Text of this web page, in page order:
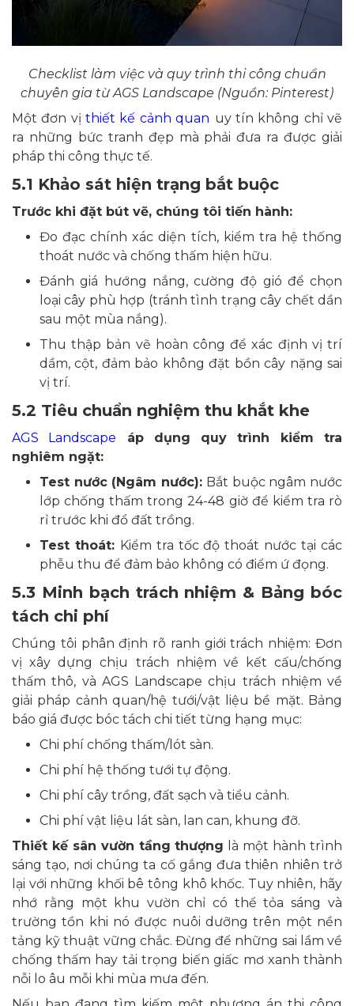
Checklist làm việc và quy trình thi công chuẩn
chuyên gia từ AGS Landscape (Nguồn: Pinterest)
Một đơn vịthiết kế cảnh quan uy tín không chỉ vẽ
ra những bức tranh đẹp mà phải đưa ra được giải
pháp thi công thực tế.
5.1 Khảo sát hiện trạng bắt buộc
Trước khi đặt bút vẽ, chúng tôi tiến hành:
Đo đạc chính xác diện tích, kiểm tra hệ thống
thoát nước và chống thấm hiện hữu.
Đánh giá hướng nắng, cường độ gió để chọn
loại cây phù hợp (tránh tình trạng cây chết dần
sau một mùa nắng).
Thu thập bản vẽ hoàn công để xác định vị trí
dầm, cột, đảm bảo không đặt bồn cây nặng sai
vị trí.
5.2 Tiêu chuẩn nghiệm thu khắt khe
AGS Landscape áp dụng quy trình kiểm tra
nghiêm ngặt:
Test nước (Ngâm nước): Bắt buộc ngâm nước
lớp chống thấm trong 24-48 giờ để kiểm tra rò
rỉ trước khi đổ đất trồng.
Test thoát: Kiểm tra tốc độ thoát nước tại các
phễu thu để đảm bảo không có điểm ứ đọng.
5.3 Minh bạch trách nhiệm & Bảng bóc
tách chi phí
Chúng tôi phân định rõ ranh giới trách nhiệm: Đơn
vị xây dựng chịu trách nhiệm về kết cấu/chống
thấm thô, và AGS Landscape chịu trách nhiệm về
giải pháp cảnh quan/hệ tưới/vật liệu bề mặt. Bảng
báo giá được bóc tách chi tiết từng hạng mục:
Chi phí chống thấm/lót sàn.
Chi phí hệ thống tưới tự động.
Chi phí cây trồng, đất sạch và tiểu cảnh.
Chi phí vật liệu lát sàn, lan can, khung đỡ.
Thiết kế sân vườn tầng thượng là một hành trình
sáng tạo, nơi chúng ta cố gắng đưa thiên nhiên trở
lại với những khối bê tông khô khốc. Tuy nhiên, hãy
nhớ rằng một khu vườn chỉ có thể tỏa sáng và
trường tồn khi nó được nuôi dưỡng trên một nền
tảng kỹ thuật vững chắc. Đừng để những sai lầm về
chống thấm hay tải trọng biến giấc mơ xanh thành
nỗi lo âu mỗi khi mùa mưa đến.